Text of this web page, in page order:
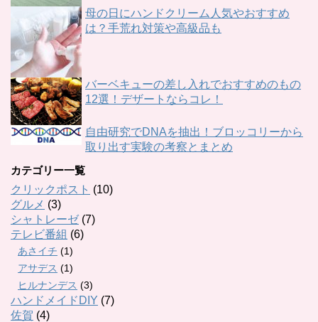
母の日にハンドクリーム人気やおすすめ
は？手荒れ対策や高級品も
バーベキューの差し入れでおすすめのもの
12選！デザートならコレ！
自由研究でDNAを抽出！ブロッコリーから
取り出す実験の考察とまとめ
カテゴリー一覧
クリックポスト (10)
グルメ (3)
シャトレーゼ(7)
テレビ番組 (6)
あさイチ (1)
アサデス (1)
ヒルナンデス (3)
ハンドメイドDIY (7)
佐賀 (4)